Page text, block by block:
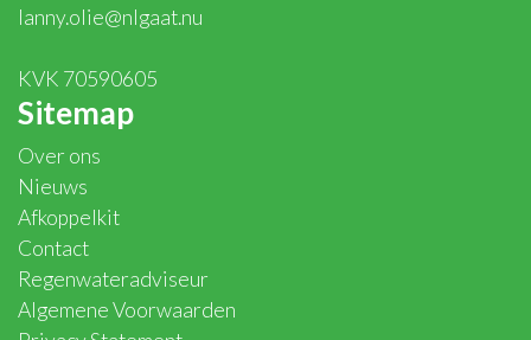
lanny.olie@nlgaat.nu
KVK 70590605
Sitemap
Over ons
Nieuws
Afkoppelkit
Contact
Regenwateradviseur
Algemene Voorwaarden